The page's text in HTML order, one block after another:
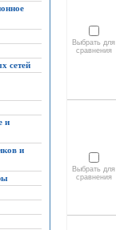
сетей
и
и
Выбрать для
сравнения
Выбрать для
сравнения